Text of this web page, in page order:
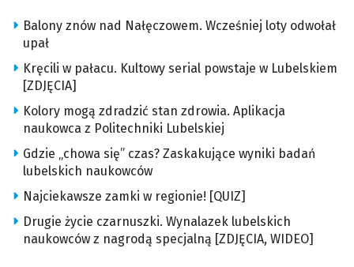
Balony znów nad Nałęczowem. Wcześniej loty odwołał
upał
Kręcili w pałacu. Kultowy serial powstaje w Lubelskiem
[ZDJĘCIA]
Kolory mogą zdradzić stan zdrowia. Aplikacja
naukowca z Politechniki Lubelskiej
Gdzie „chowa się” czas? Zaskakujące wyniki badań
lubelskich naukowców
Najciekawsze zamki w regionie! [QUIZ]
Drugie życie czarnuszki. Wynalazek lubelskich
naukowców z nagrodą specjalną [ZDJĘCIA, WIDEO]